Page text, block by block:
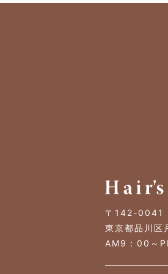
〒142-0041
東京都品川
AM9：00～